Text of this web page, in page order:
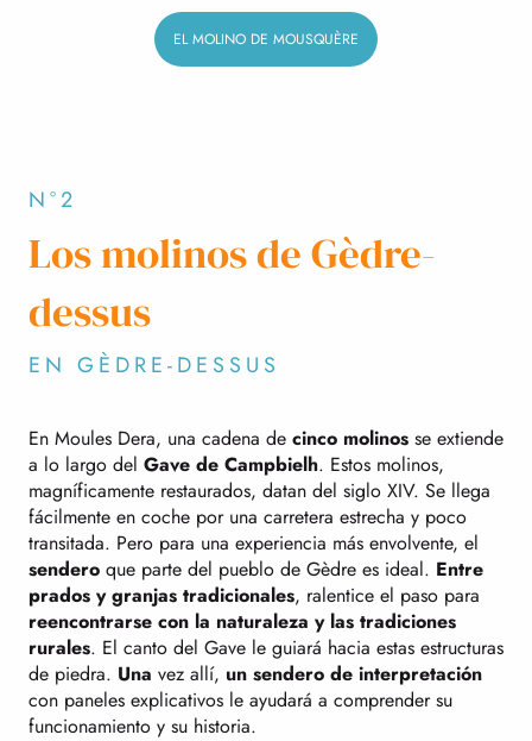
EL MOLINO DE MOUSQUÈRE
N°2
Los molinos de Gèdre-
dessus
EN GÈDRE-DESSUS
En Moules Dera, una cadena de cinco molinos se extiende
a lo largo del Gave de Campbielh. Estos molinos,
magníficamente restaurados, datan del siglo XIV. Se llega
fácilmente en coche por una carretera estrecha y poco
transitada. Pero para una experiencia más envolvente, el
sendero que parte del pueblo de Gèdre es ideal. Entre
prados y granjas tradicionales, ralentice el paso para
reencontrarse con la naturaleza y las tradiciones
rurales. El canto del Gave le guiará hacia estas estructuras
de piedra. Una vez allí, un sendero de interpretación
con paneles explicativos le ayudará a comprender su
funcionamiento y su historia.